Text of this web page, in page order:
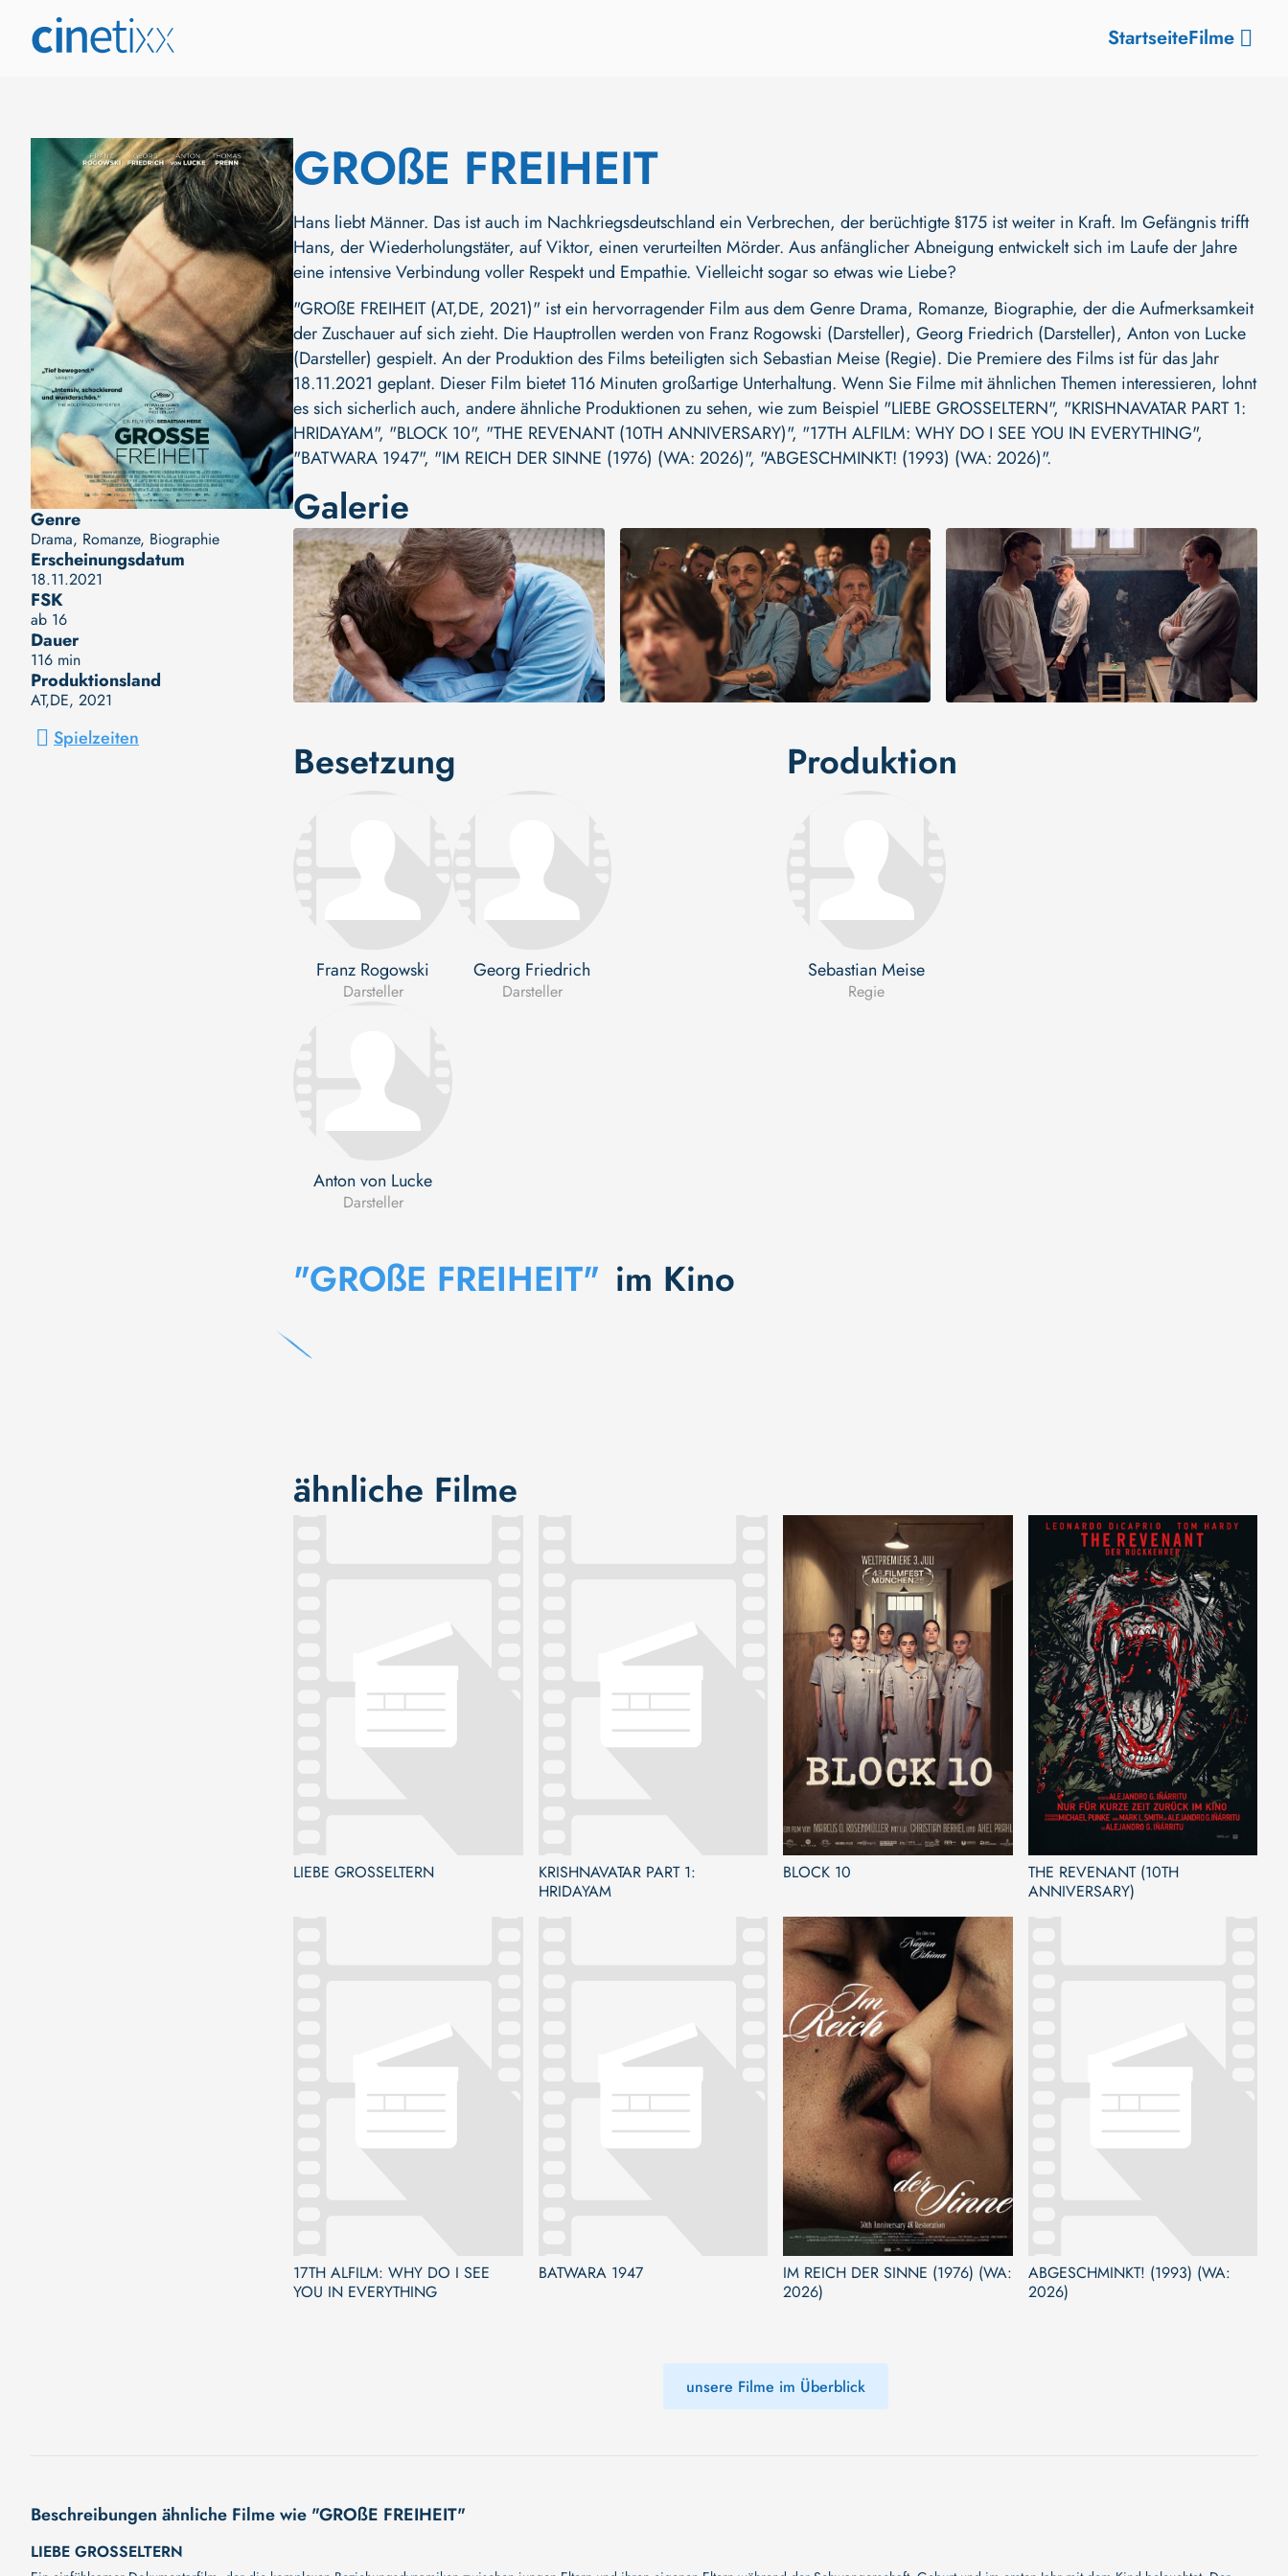
StartseiteFilme
Genre
Drama, Romanze, Biographie
Erscheinungsdatum
18.11.2021
FSK
ab 16
Dauer
116 min
Produktionsland
AT,DE, 2021
Spielzeiten
GROßE FREIHEIT
Hans liebt Männer. Das ist auch im Nachkriegsdeutschland ein Verbrechen, der berüchtigte §175 ist weiter in Kraft. Im Gefängnis trifft
Hans, der Wiederholungstäter, auf Viktor, einen verurteilten Mörder. Aus anfänglicher Abneigung entwickelt sich im Laufe der Jahre
eine intensive Verbindung voller Respekt und Empathie. Vielleicht sogar so etwas wie Liebe?
"GROßE FREIHEIT (AT,DE, 2021)" ist ein hervorragender Film aus dem Genre Drama, Romanze, Biographie, der die Aufmerksamkeit
der Zuschauer auf sich zieht. Die Hauptrollen werden von Franz Rogowski (Darsteller), Georg Friedrich (Darsteller), Anton von Lucke
(Darsteller) gespielt. An der Produktion des Films beteiligten sich Sebastian Meise (Regie). Die Premiere des Films ist für das Jahr
18.11.2021 geplant. Dieser Film bietet 116 Minuten großartige Unterhaltung. Wenn Sie Filme mit ähnlichen Themen interessieren, lohnt
es sich sicherlich auch, andere ähnliche Produktionen zu sehen, wie zum Beispiel "LIEBE GROSSELTERN", "KRISHNAVATAR PART 1:
HRIDAYAM", "BLOCK 10", "THE REVENANT (10TH ANNIVERSARY)", "17TH ALFILM: WHY DO I SEE YOU IN EVERYTHING",
"BATWARA 1947", "IM REICH DER SINNE (1976) (WA: 2026)", "ABGESCHMINKT! (1993) (WA: 2026)".
Galerie
Besetzung
Franz Rogowski
Darsteller
Georg Friedrich
Darsteller
Anton von Lucke
Darsteller
Produktion
Sebastian Meise
Regie
"GROßE FREIHEIT" im Kino
ähnliche Filme
LIEBE GROSSELTERN
KRISHNAVATAR PART 1:
HRIDAYAM
BLOCK 10
THE REVENANT (10TH
ANNIVERSARY)
17TH ALFILM: WHY DO I SEE
YOU IN EVERYTHING
BATWARA 1947
IM REICH DER SINNE (1976) (WA:
2026)
ABGESCHMINKT! (1993) (WA:
2026)
unsere Filme im Überblick
Beschreibungen ähnliche Filme wie "GROßE FREIHEIT"
LIEBE GROSSELTERN